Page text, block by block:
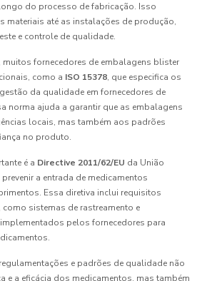
do processo de fabricação. Isso
materiais até as instalações de produção,
e controle de qualidade.
fornecedores de embalagens blister
como a ISO 15378, que especifica os
da qualidade em fornecedores de
norma ajuda a garantir que as embalagens
locais, mas também aos padrões
no produto.
é a Directive 2011/62/EU da União
a entrada de medicamentos
Essa diretiva inclui requisitos
sistemas de rastreamento e
pelos fornecedores para
e padrões de qualidade não
e a eficácia dos medicamentos, mas também